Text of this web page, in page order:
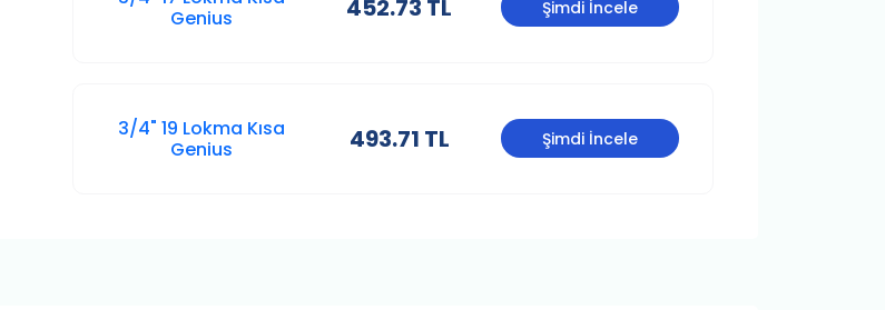
Genius
452.73 TL Şimdi İncele
3/4" 19 Lokma Kısa
Genius
493.71 TL Şimdi İncele